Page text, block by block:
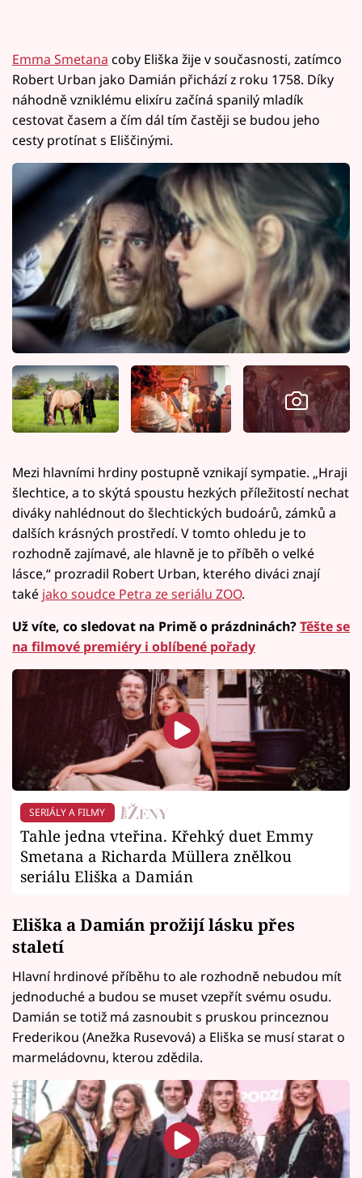
Emma Smetana coby Eliška žije v současnosti, zatímco
Robert Urban jako Damián přichází z roku 1758. Díky
náhodně vzniklému elixíru začíná spanilý mladík
cestovat časem a čím dál tím častěji se budou jeho
cesty protínat s Eliščinými.
Mezi hlavními hrdiny postupně vznikají sympatie. „Hraji
šlechtice, a to skýtá spoustu hezkých příležitostí nechat
diváky nahlédnout do šlechtických budoárů, zámků a
dalších krásných prostředí. V tomto ohledu je to
rozhodně zajímavé, ale hlavně je to příběh o velké
lásce,“ prozradil Robert Urban, kterého diváci znají
také jako soudce Petra ze seriálu ZOO.
Už víte, co sledovat na Primě o prázdninách?Těšte se
na filmové premiéry i oblíbené pořady
SERIÁLY A FILMY
Tahle jedna vteřina. Křehký duet Emmy
Smetana a Richarda Müllera znělkou
seriálu Eliška a Damián
Eliška a Damián prožijí lásku přes
staletí
Hlavní hrdinové příběhu to ale rozhodně nebudou mít
jednoduché a budou se muset vzepřít svému osudu.
Damián se totiž má zasnoubit s pruskou princeznou
Frederikou (Anežka Rusevová) a Eliška se musí starat o
marmeládovnu, kterou zdědila.